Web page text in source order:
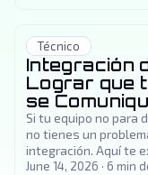
Técnico
Integración
Lograr que
se
Si tu equipo no para
no tienes un
integración. Aquí te
sencillo y qué te da
June 14, 2026 · 6 min